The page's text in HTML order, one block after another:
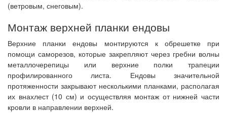
(ветровым, снеговым).
Монтаж верхней планки ендовы
Верхние планки ендовы монтируются к обрешетке при
помощи саморезов, которые закрепляют через гребни волны
металлочерепицы или верхние полки трапеции
профилированного листа. Ендовы значительной
протяженности закрывают несколькими планками, располагая
их внахлест (10 см) и осуществляя монтаж от нижней части
кровли в направлении верхней.